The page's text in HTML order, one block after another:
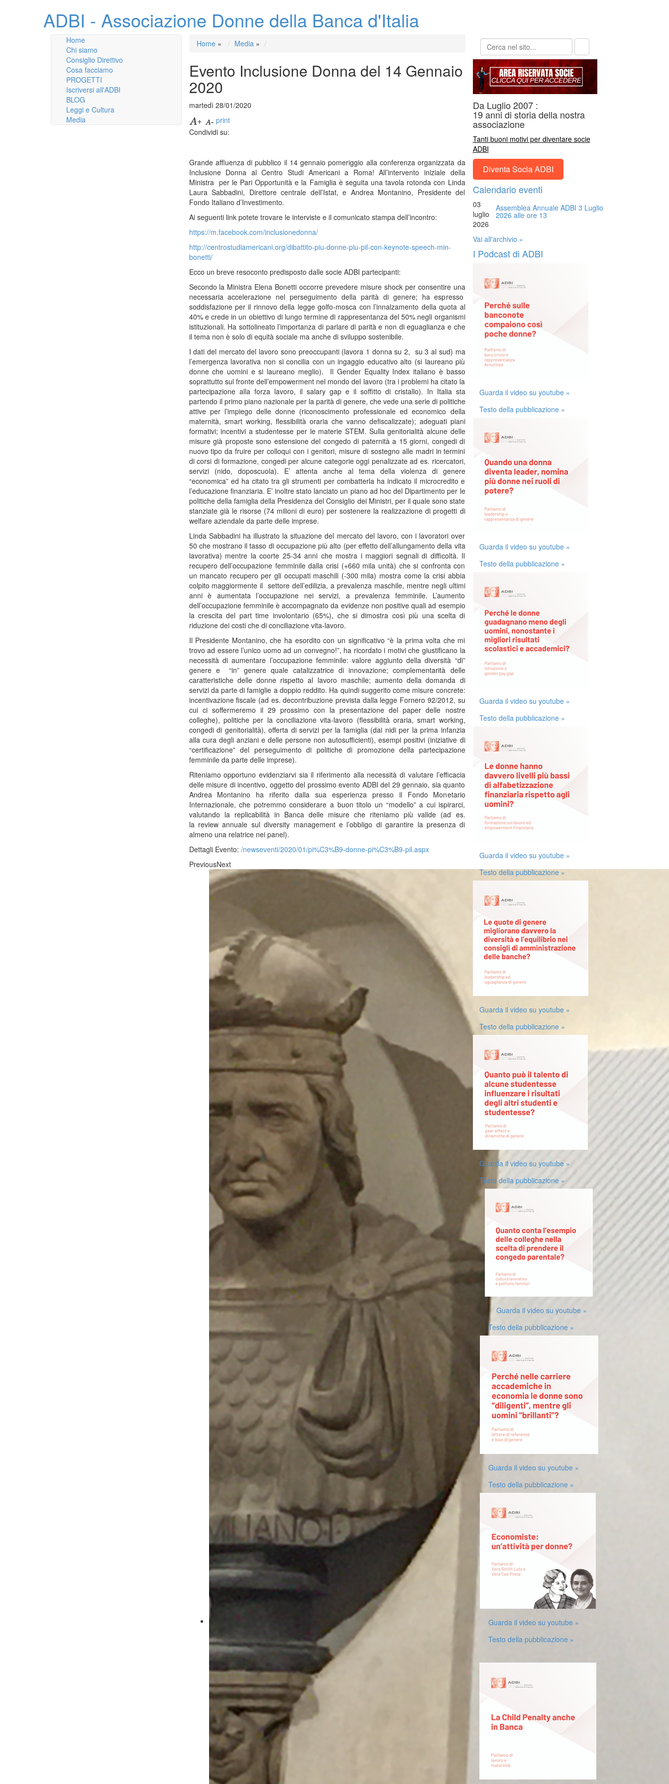
ADBI - Associazione Donne della Banca d'Italia
Home
Chi siamo
Consiglio Direttivo
Cosa facciamo
PROGETTI
Iscriversi all'ADBI
BLOG
Leggi e Cultura
Media
Home» Media»
Evento Inclusione Donna del 14 Gennaio
2020
martedì 28/01/2020
print
Condividi su:
Grande affluenza di pubblico il 14 gennaio pomeriggio alla conferenza organizzata da
Inclusione Donna al Centro Studi Americani a Roma! All’intervento iniziale della
Ministra per le Pari Opportunità e la Famiglia è seguita una tavola rotonda con Linda
Laura Sabbadini, Direttore centrale dell’Istat, e Andrea Montanino, Presidente del
Fondo Italiano d’Investimento.
Ai seguenti link potete trovare le interviste e il comunicato stampa dell’incontro:
https://m.facebook.com/inclusionedonna/
http://centrostudiamericani.org/dibattito-piu-donne-piu-pil-con-keynote-speech-min-
bonetti/
Ecco un breve resoconto predisposto dalle socie ADBI partecipanti:
Secondo la Ministra Elena Bonetti occorre prevedere misure shock per consentire una
necessaria accelerazione nel perseguimento della parità di genere; ha espresso
soddisfazione per il rinnovo della legge golfo-mosca con l’innalzamento della quota al
40% e crede in un obiettivo di lungo termine di rappresentanza del 50% negli organismi
istituzionali. Ha sottolineato l’importanza di parlare di parità e non di eguaglianza e che
il tema non è solo di equità sociale ma anche di sviluppo sostenibile.
I dati del mercato del lavoro sono preoccupanti (lavora 1 donna su 2, su 3 al sud) ma
l’emergenza lavorativa non si concilia con un ingaggio educativo alto (si laureano più
donne che uomini e si laureano meglio). Il Gender Equality Index italiano è basso
soprattutto sul fronte dell’empowerment nel mondo del lavoro (tra i problemi ha citato la
partecipazione alla forza lavoro, il salary gap e il soffitto di cristallo). In Italia sta
partendo il primo piano nazionale per la parità di genere, che vede una serie di politiche
attive per l’impiego delle donne (riconoscimento professionale ed economico della
maternità, smart working, flessibilità oraria che vanno defiscalizzate); adeguati piani
formativi; incentivi a studentesse per le materie STEM. Sulla genitorialità alcune delle
misure già proposte sono estensione del congedo di paternità a 15 giorni, congedi di
nuovo tipo da fruire per colloqui con i genitori, misure di sostegno alle madri in termini
di corsi di formazione, congedi per alcune categorie oggi penalizzate ad es. ricercatori,
servizi (nido, doposcuola). E’ attenta anche al tema della violenza di genere
“economica” ed ha citato tra gli strumenti per combatterla ha indicato il microcredito e
l’educazione finanziaria. E’ inoltre stato lanciato un piano ad hoc del Dipartimento per le
politiche della famiglia della Presidenza del Consiglio dei Ministri, per il quale sono state
stanziate già le risorse (74 milioni di euro) per sostenere la realizzazione di progetti di
welfare aziendale da parte delle imprese.
Linda Sabbadini ha illustrato la situazione del mercato del lavoro, con i lavoratori over
50 che mostrano il tasso di occupazione più alto (per effetto dell’allungamento della vita
lavorativa) mentre la coorte 25-34 anni che mostra i maggiori segnali di difficoltà. Il
recupero dell’occupazione femminile dalla crisi (+660 mila unità) che si confronta con
un mancato recupero per gli occupati maschili (-300 mila) mostra come la crisi abbia
colpito maggiormente il settore dell’edilizia, a prevalenza maschile, mentre negli ultimi
anni è aumentata l’occupazione nei servizi, a prevalenza femminile. L’aumento
dell’occupazione femminile è accompagnato da evidenze non positive quali ad esempio
la crescita del part time involontario (65%), che si dimostra così più una scelta di
riduzione dei costi che di conciliazione vita-lavoro.
Il Presidente Montanino, che ha esordito con un significativo “è la prima volta che mi
trovo ad essere l’unico uomo ad un convegno!”, ha ricordato i motivi che giustificano la
necessità di aumentare l’occupazione femminile: valore aggiunto della diversità “di”
genere e “in” genere quale catalizzatrice di innovazione; complementarità delle
caratteristiche delle donne rispetto al lavoro maschile; aumento della domanda di
servizi da parte di famiglie a doppio reddito. Ha quindi suggerito come misure concrete:
incentivazione fiscale (ad es. decontribuzione prevista dalla legge Fornero 92/2012, su
cui ci soffermeremo il 29 prossimo con la presentazione del paper delle nostre
colleghe), politiche per la conciliazione vita-lavoro (flessibilità oraria, smart working,
congedi di genitorialità), offerta di servizi per la famiglia (dai nidi per la prima infanzia
alla cura degli anziani e delle persone non autosufficienti), esempi positivi (iniziative di
“certificazione” del perseguimento di politiche di promozione della partecipazione
femminile da parte delle imprese).
Riteniamo opportuno evidenziarvi sia il riferimento alla necessità di valutare l’efficacia
delle misure di incentivo, oggetto del prossimo evento ADBI del 29 gennaio, sia quanto
Andrea Montanino ha riferito dalla sua esperienza presso il Fondo Monetario
Internazionale, che potremmo considerare a buon titolo un “modello” a cui ispirarci,
valutando la replicabilità in Banca delle misure che riteniamo più valide (ad es.
la review annuale sul diversity management e l’obbligo di garantire la presenza di
almeno una relatrice nei panel).
Dettagli Evento: /newseventi/2020/01/pi%C3%B9-donne-pi%C3%B9-pil.aspx
PreviousNext
Da Luglio 2007 :
19 anni di storia della nostra
associazione
Tanti buoni motivi per diventare socie
ADBI
Diventa Socia ADBI
Calendario eventi
03
luglio
2026
Assemblea Annuale ADBI 3 Luglio
2026 alle ore 13
Vai all'archivio »
I Podcast di ADBI
Guarda il video su youtube »
Testo della pubblicazione »
Guarda il video su youtube »
Testo della pubblicazione »
Guarda il video su youtube »
Testo della pubblicazione »
Guarda il video su youtube »
Testo della pubblicazione »
Guarda il video su youtube »
Testo della pubblicazione »
Guarda il video su youtube »
Testo della pubblicazione »
Guarda il video su youtube »
Testo della pubblicazione »
Guarda il video su youtube »
Testo della pubblicazione »
Guarda il video su youtube »
Testo della pubblicazione »